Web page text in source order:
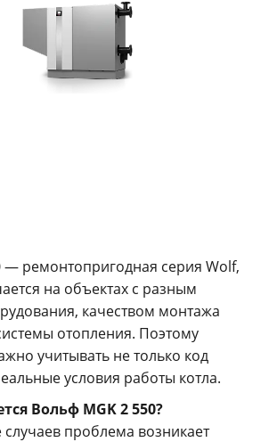
— ремонтопригодная серия Wolf,
на объектах с разным
качеством монтажа
отопления. Поэтому
учитывать не только код
условия работы котла.
Вольф MGK 2 550?
проблема возникает